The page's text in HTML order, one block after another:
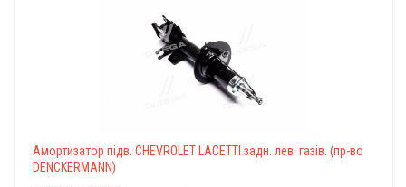
Амортизатор підв. CHEVROLET LACETTI задн. лев. газів. (пр-во
DENCKERMANN)